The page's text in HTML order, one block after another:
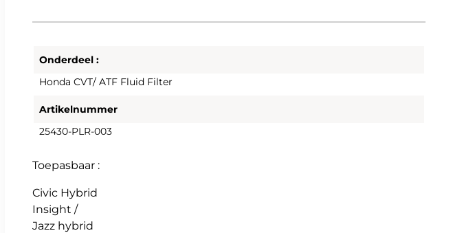
Onderdeel :
Honda CVT/ ATF Fluid Filter
Artikelnummer
25430-PLR-003
Toepasbaar :
Civic Hybrid
Insight /
Jazz hybrid